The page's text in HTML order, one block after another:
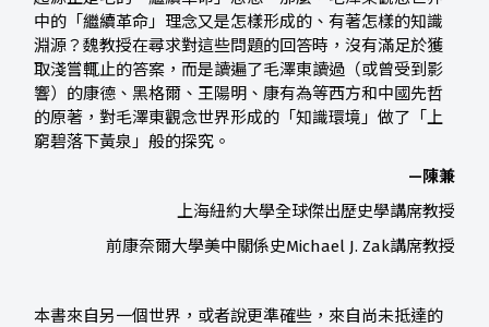
中的「繼續革命」理念又是怎樣形成的、有著怎樣的知識
淵源？魏教授在尋求對這些問題的回答時，沒有滿足於獲
取淺嘗輒止的答案，而是讀遍了毛澤東讀過（或曾受到影
響）的康德、黑格爾、王陽明、康有為等西方和中國先哲
的原著，對毛澤東觀念世界形成的「知識環境」做了「上
窮碧落下黃泉」般的探究。
—陳兼
上海紐約大學全球傑出歷史學講席教授
前康奈爾大學美中關係史Michael J. Zak講席教授
本書來自另一個世界，或者說更準確些，來自尚未抵達的